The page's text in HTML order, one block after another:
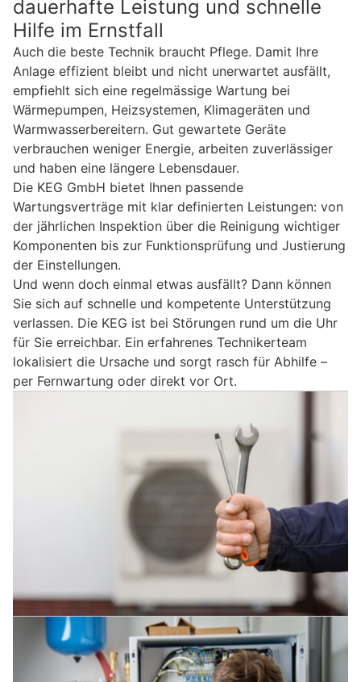
dauerhafte Leistung und schnelle
Hilfe im Ernstfall
Auch die beste Technik braucht Pflege. Damit Ihre
Anlage effizient bleibt und nicht unerwartet ausfällt,
empfiehlt sich eine regelmässige Wartung bei
Wärmepumpen, Heizsystemen, Klimageräten und
Warmwasserbereitern. Gut gewartete Geräte
verbrauchen weniger Energie, arbeiten zuverlässiger
und haben eine längere Lebensdauer.
Die KEG GmbH bietet Ihnen passende
Wartungsverträge mit klar definierten Leistungen: von
der jährlichen Inspektion über die Reinigung wichtiger
Komponenten bis zur Funktionsprüfung und Justierung
der Einstellungen.
Und wenn doch einmal etwas ausfällt? Dann können
Sie sich auf schnelle und kompetente Unterstützung
verlassen. Die KEG ist bei Störungen rund um die Uhr
für Sie erreichbar. Ein erfahrenes Technikerteam
lokalisiert die Ursache und sorgt rasch für Abhilfe –
per Fernwartung oder direkt vor Ort.